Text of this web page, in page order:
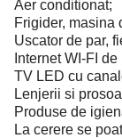
Aer conditionat;
Frigider, masina
Uscator de par,
Internet WI-FI
TV LED cu
Lenjerii si
Produse de
La cerere se